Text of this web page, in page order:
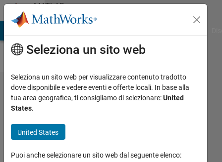
Vai al contenutoMATLAB
Answers
File
Exchange
publish
Seleziona un sito web
Seleziona un sito web per visualizzare contenuto tradotto
dove disponibile e vedere eventi e offerte locali. In base alla
tua area geografica, ti consigliamo di selezionare:United
States.
United States
Puoi anche selezionare un sito web dal seguente elenco: